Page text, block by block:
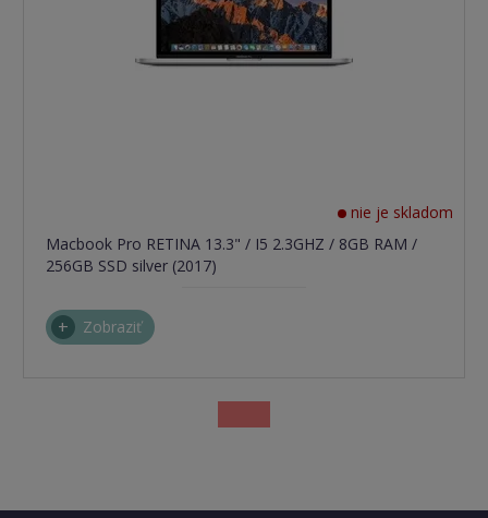
nie je skladom
Macbook Pro RETINA 13.3" / I5 2.3GHZ / 8GB RAM /
256GB SSD silver (2017)
Zobraziť